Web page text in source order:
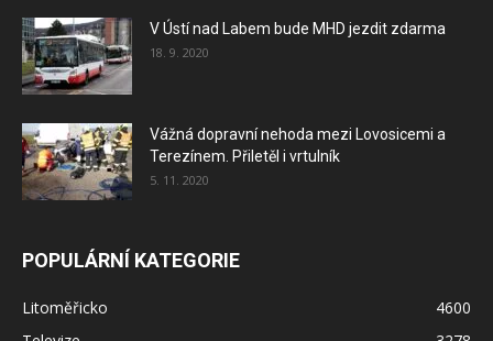
V Ústí nad Labem bude MHD jezdit zdarma
18. 9. 2020
Vážná dopravní nehoda mezi Lovosicemi a
Terezínem. Přiletěl i vrtulník
5. 11. 2020
POPULÁRNÍ KATEGORIE
Litoměřicko
4600